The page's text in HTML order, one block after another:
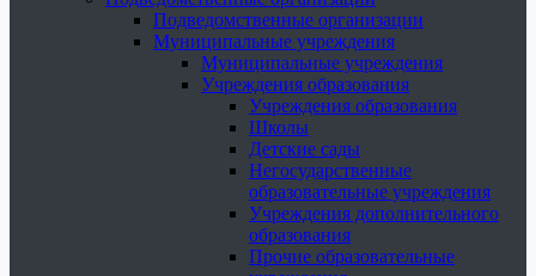
Подведомственные организации
Муниципальные учреждения
Муниципальные учреждения
Учреждения образования
Учреждения образования
Школы
Детские сады
Негосударственные
образовательные учреждения
Учреждения дополнительного
образования
Прочие образовательные